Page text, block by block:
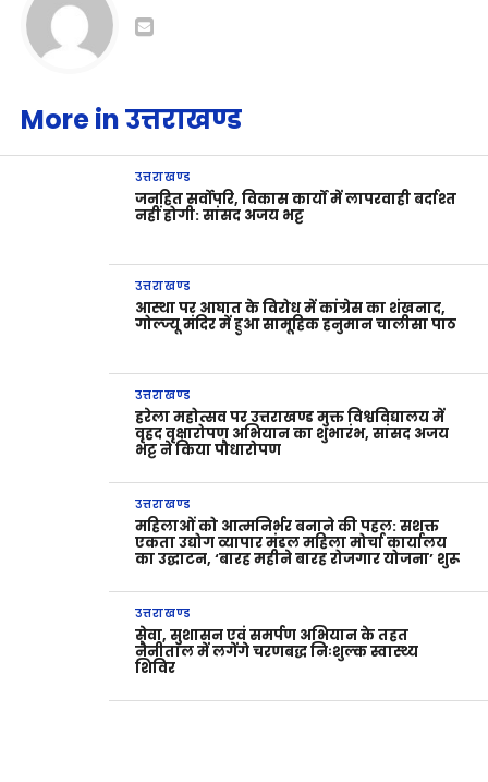
More in उत्तराखण्ड
उत्तराखण्ड
जनहित सर्वोपरि, विकास कार्यों में लापरवाही बर्दाश्त
नहीं होगी: सांसद अजय भट्ट
उत्तराखण्ड
आस्था पर आघात के विरोध में कांग्रेस का शंखनाद,
गोल्ज्यू मंदिर में हुआ सामूहिक हनुमान चालीसा पाठ
उत्तराखण्ड
हरेला महोत्सव पर उत्तराखण्ड मुक्त विश्वविद्यालय में
वृहद वृक्षारोपण अभियान का शुभारंभ, सांसद अजय
भट्ट ने किया पौधारोपण
उत्तराखण्ड
महिलाओं को आत्मनिर्भर बनाने की पहल: सशक्त
एकता उद्योग व्यापार मंडल महिला मोर्चा कार्यालय
का उद्घाटन, ‘बारह महीने बारह रोजगार योजना’ शुरू
उत्तराखण्ड
सेवा, सुशासन एवं समर्पण अभियान के तहत
नैनीताल में लगेंगे चरणबद्ध निःशुल्क स्वास्थ्य
शिविर